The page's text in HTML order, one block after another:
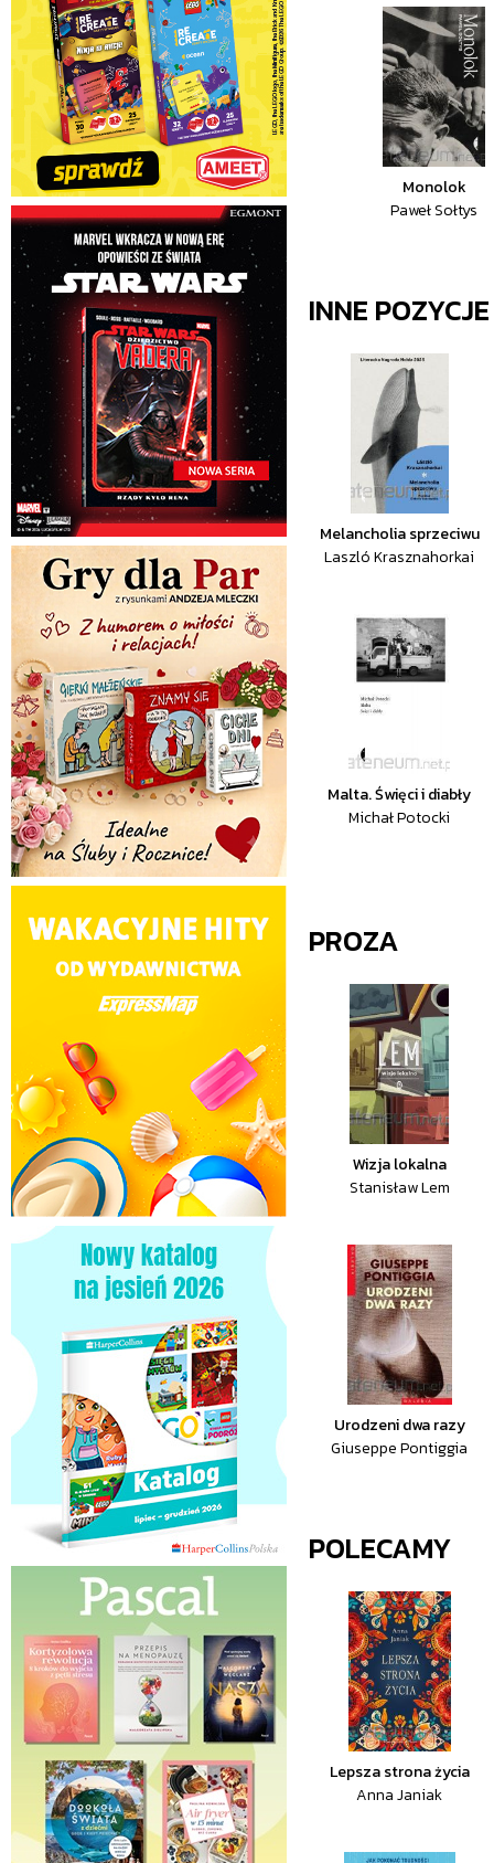
Monolok
Paweł Sołtys
INNE
Melancholia sprzeciwu
Laszló Krasznahorkai
Malta. Święci i diabły
Michał Potocki
PROZA
Wizja lokalna
Stanisław Lem
Urodzeni dwa razy
Giuseppe Pontiggia
POLECAMY
Lepsza strona życia
Anna Janiak